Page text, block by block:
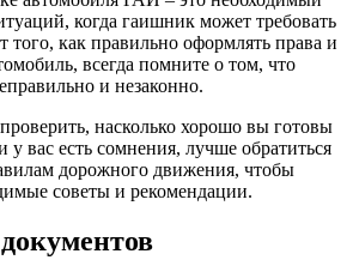
когда гаишник может требовать
того, как правильно оформлять права и
всегда помните о том, что
и незаконно.
насколько хорошо вы готовы
вас есть сомнения, лучше обратиться
дорожного движения, чтобы
советы и рекомендации.